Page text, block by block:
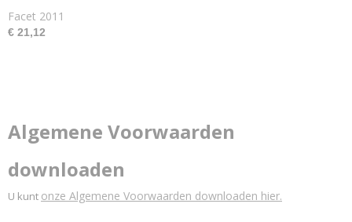
Facet 2011
€ 21,12
Algemene Voorwaarden
downloaden
U kunt onze Algemene Voorwaarden downloaden hier.